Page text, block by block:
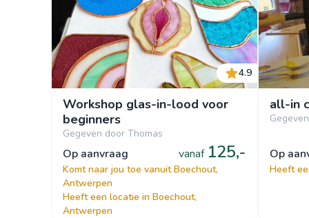
4.9
Workshop glas-in-lood voor
beginners
Gegeven door Thomas
op aanvraag vanaf 125,-
Komt naar jou toe vanuit Boechout,
Antwerpen
Heeft een locatie in Boechout,
Antwerpen
all-in
op
Heeft